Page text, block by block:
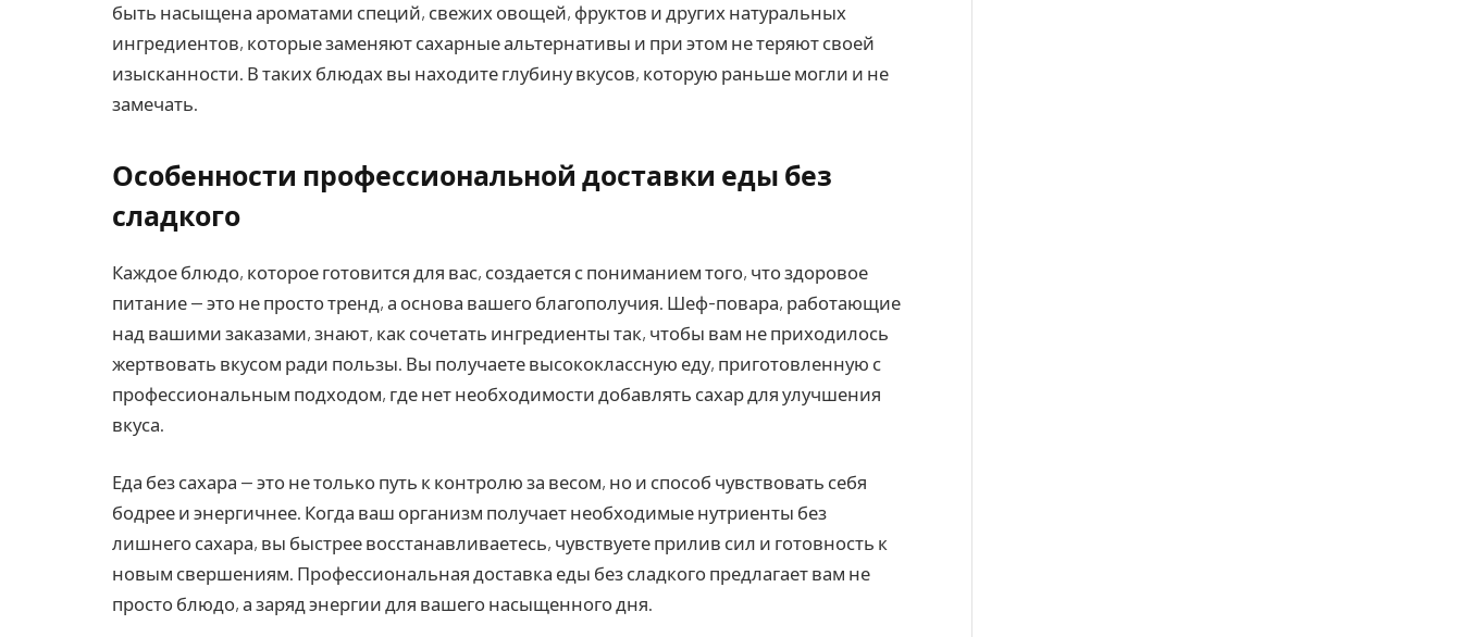
быть насыщена ароматами специй, свежих овощей, фруктов и других натуральных
ингредиентов, которые заменяют сахарные альтернативы и при этом не теряют своей
изысканности. В таких блюдах вы находите глубину вкусов, которую раньше могли и не
замечать.
Особенности профессиональной доставки еды без
сладкого
Каждое блюдо, которое готовится для вас, создается с пониманием того, что здоровое
питание — это не просто тренд, а основа вашего благополучия. Шеф-повара, работающие
над вашими заказами, знают, как сочетать ингредиенты так, чтобы вам не приходилось
жертвовать вкусом ради пользы. Вы получаете высококлассную еду, приготовленную с
профессиональным подходом, где нет необходимости добавлять сахар для улучшения
вкуса.
Еда без сахара — это не только путь к контролю за весом, но и способ чувствовать себя
бодрее и энергичнее. Когда ваш организм получает необходимые нутриенты без
лишнего сахара, вы быстрее восстанавливаетесь, чувствуете прилив сил и готовность к
новым свершениям. Профессиональная доставка еды без сладкого предлагает вам не
просто блюдо, а заряд энергии для вашего насыщенного дня.